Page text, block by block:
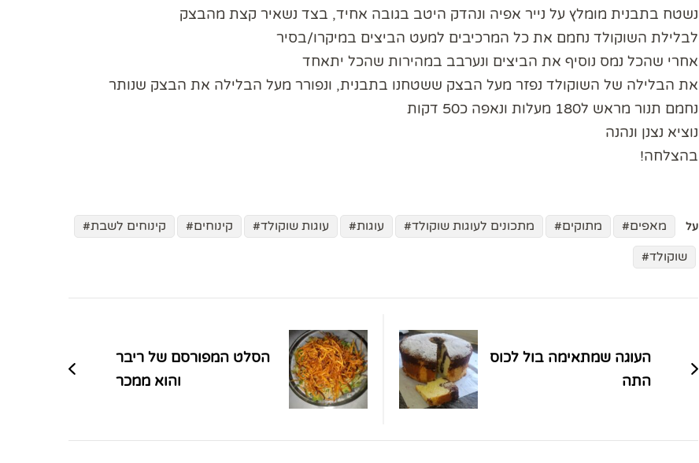
נשטח בתבנית מומלץ על נייר אפיה ונהדק היטב בגובה אחיד, בצד נשאיר קצת מהבצק
לבלילת השוקולד נחמם את כל המרכיבים למעט הביצים במיקרו/בסיר
אחרי שהכל נמס נוסיף את הביצים ונערבב במהירות שהכל יתאחד
את הבלילה של השוקולד נפזר מעל הבצק ששטחנו בתבנית, ונפורר מעל הבלילה את הבצק שנותר
נחמם תנור מראש ל180 מעלות ונאפה כ50 דקות
נוציא נצנן ונהנה
בהצלחה!
על מאפים מתוקים מתכונים לעוגות שוקולד עוגות עוגות שוקולד קינוחים
קינוחים לשבת
שוקולד
הסלט המפורסם של ריבר
והוא ממכר
העוגה שמתאימה בול לכוס
התה